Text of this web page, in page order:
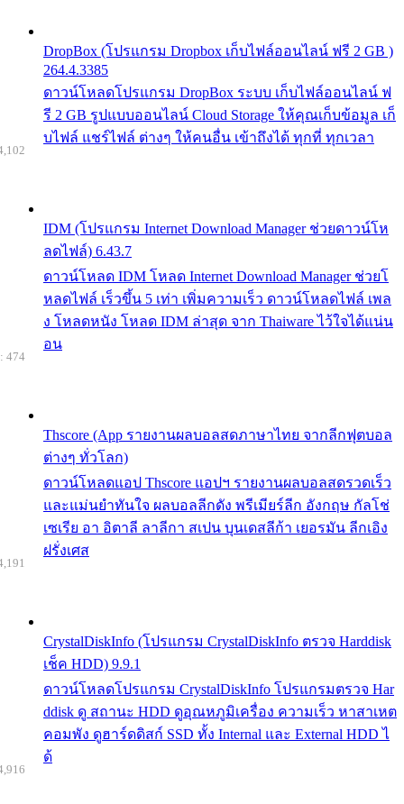
DropBox (โปรแกรม Dropbox เก็บไฟล์ออนไลน์ ฟรี 2 GB )
264.4.3385
ดาวน์โหลดโปรแกรม DropBox ระบบ เก็บไฟล์ออนไลน์ ฟ
รี 2 GB รูปแบบออนไลน์ Cloud Storage ให้คุณเก็บข้อมูล เก็
บไฟล์ แชร์ไฟล์ ต่างๆ ให้คนอื่น เข้าถึงได้ ทุกที่ ทุกเวลา
IDM (โปรแกรม Internet Download Manager ช่วยดาวน์โห
ลดไฟล์) 6.43.7
ดาวน์โหลด IDM โหลด Internet Download Manager ช่วยโ
หลดไฟล์ เร็วขึ้น 5 เท่า เพิ่มความเร็ว ดาวน์โหลดไฟล์ เพล
ง โหลดหนัง โหลด IDM ล่าสุด จาก Thaiware ไว้ใจได้แน่น
อน
Thscore (App รายงานผลบอลสดภาษาไทย จากลีกฟุตบอล
ต่างๆ ทั่วโลก)
ดาวน์โหลดแอป Thscore แอปฯ รายงานผลบอลสดรวดเร็ว
และแม่นยำทันใจ ผลบอลลีกดัง พรีเมียร์ลีก อังกฤษ กัลโช่
เซเรีย อา อิตาลี ลาลีกา สเปน บุนเดสลีก้า เยอรมัน ลีกเอิง
ฝรั่งเศส
474
CrystalDiskInfo (โปรแกรม CrystalDiskInfo ตรวจ Harddisk
เช็ค HDD) 9.9.1
ดาวน์โหลดโปรแกรม CrystalDiskInfo โปรแกรมตรวจ Har
ddisk ดู สถานะ HDD ดูอุณหภูมิเครื่อง ความเร็ว หาสาเหต
คอมพัง ดูฮาร์ดดิสก์ SSD ทั้ง Internal และ External HDD ไ
ด้